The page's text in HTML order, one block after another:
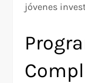
jóvenes